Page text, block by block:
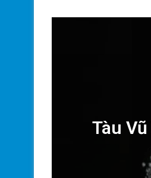
Nhật Bản:
Sử Đến Tiểu